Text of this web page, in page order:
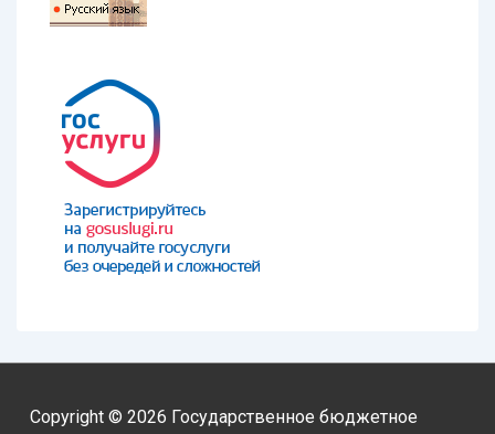
Copyright © 2026 Государственное бюджетное